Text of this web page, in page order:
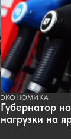
ЭКОНОМИКА
Губернатор
нагрузки на